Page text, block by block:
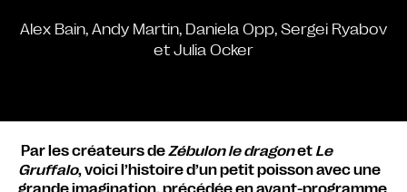
Alex Bain, Andy Martin, Daniela Opp, Sergei Ryabov
et Julia Ocker
Par les créateurs deZébulon le dragonet Le
Gruffalo, voici l’histoire d’un petit poisson avec une